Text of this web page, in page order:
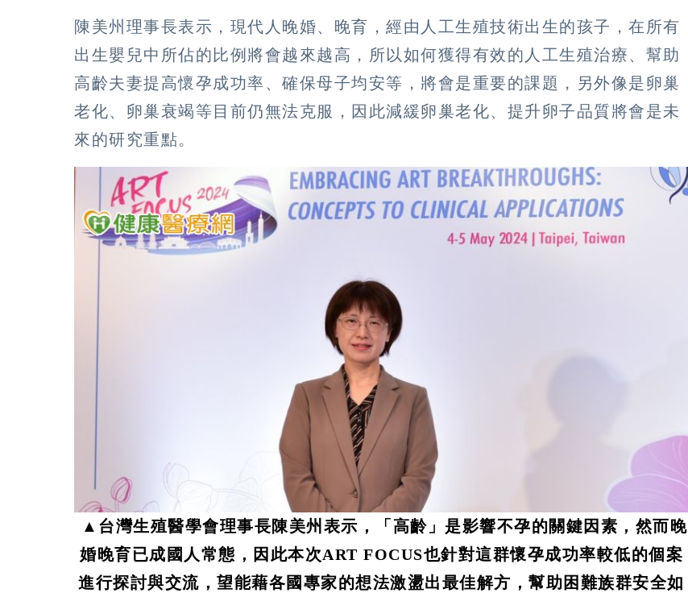
陳美州理事長表示，現代人晚婚、晚育，經由人工生殖技術出生的孩子，在所有
出生嬰兒中所佔的比例將會越來越高，所以如何獲得有效的人工生殖治療、幫助
高齡夫妻提高懷孕成功率、確保母子均安等，將會是重要的課題，另外像是卵巢
老化、卵巢衰竭等目前仍無法克服，因此減緩卵巢老化、提升卵子品質將會是未
來的研究重點。
▲台灣生殖醫學會理事長陳美州表示，「高齡」是影響不孕的關鍵因素，然而晚
婚晚育已成國人常態，因此本次ART FOCUS也針對這群懷孕成功率較低的個案
進行探討與交流，望能藉各國專家的想法激盪出最佳解方，幫助困難族群安全如